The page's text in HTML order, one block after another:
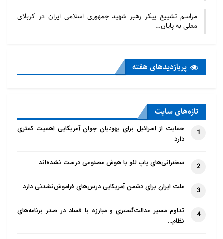
مراسم تشییع پیکر رهبر شهید جمهوری اسلامی ایران در کربلای
معلی به پایان…
پربازدید‌های هفته
تازه‌‌های سایت
1
حمایت از اسرائیل برای یهودیان جوان آمریکایی اهمیت کمتری
دارد
2 سخنرانی‌های پاپ لئو با هوش مصنوعی درست نشده‌اند
3 ملت ایران برای دشمن آمریکایی درس‌های فراموش‌نشدنی دارد
4
تداوم مسیر عدالت‌گستری و مبارزه با فساد در صدر برنامه‌های
نظام…